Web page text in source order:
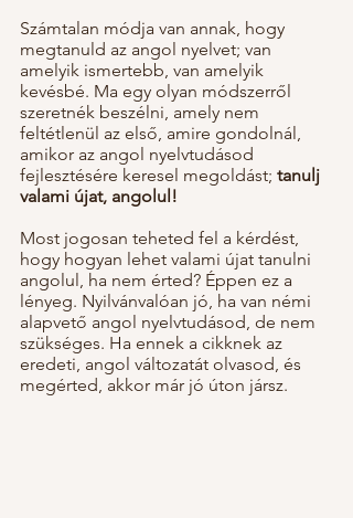
Számtalan módja van annak, hogy
megtanuld az angol nyelvet; van
amelyik ismertebb, van amelyik
kevésbé. Ma egy olyan módszerről
szeretnék beszélni, amely nem
feltétlenül az első, amire gondolnál,
amikor az angol nyelvtudásod
fejlesztésére keresel megoldást; tanulj
valami újat, angolul!
Most jogosan teheted fel a kérdést,
hogy hogyan lehet valami újat tanulni
angolul, ha nem érted? Éppen ez a
lényeg. Nyilvánvalóan jó, ha van némi
alapvető angol nyelvtudásod, de nem
szükséges. Ha ennek a cikknek az
eredeti, angol változatát olvasod, és
megérted, akkor már jó úton jársz.